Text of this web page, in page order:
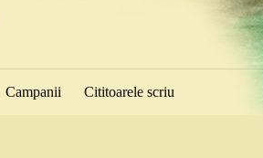
Campanii Cititoarele scriu